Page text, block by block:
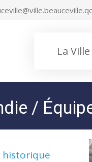
La Ville
/
historique